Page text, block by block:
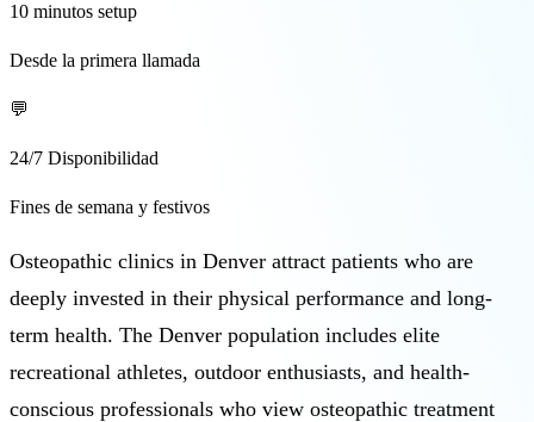
10 minutos setup
Desde la primera llamada
💬
24/7 Disponibilidad
Fines de semana y festivos
Osteopathic clinics in Denver attract patients who are
deeply invested in their physical performance and long-
term health. The Denver population includes elite
recreational athletes, outdoor enthusiasts, and health-
conscious professionals who view osteopathic treatment